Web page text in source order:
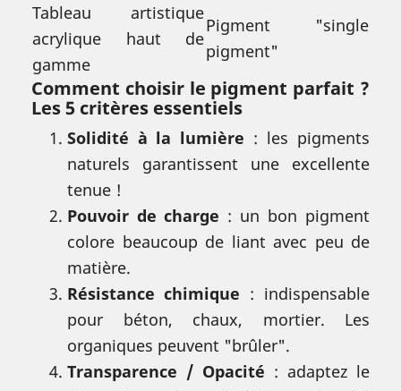
Tableau artistique
acrylique haut de
gamme
Pigment "single
pigment"
Comment choisir le pigment parfait ?
Les 5 critères essentiels
Solidité à la lumière : les pigments
naturels garantissent une excellente
tenue !
Pouvoir de charge : un bon pigment
colore beaucoup de liant avec peu de
matière.
Résistance chimique : indispensable
pour béton, chaux, mortier. Les
organiques peuvent "brûler".
Transparence / Opacité : adaptez le